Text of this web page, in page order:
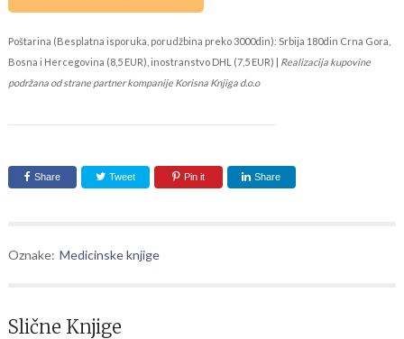
Poštarina (Besplatna isporuka, porudžbina preko 3000din): Srbija 180din Crna Gora,
Bosna i Hercegovina (8,5 EUR), inostranstvo DHL (7,5 EUR) | Realizacija kupovine
podržana od strane partner kompanije Korisna Knjiga d.o.o
Share Tweet Pin it Share
Oznake: Medicinske knjige
Slične Knjige